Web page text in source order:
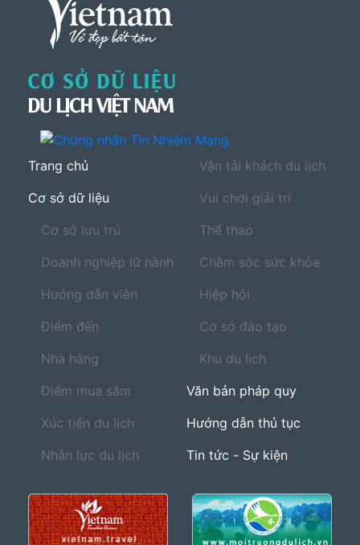
Trang chủ
Cơ sở dữ liệu
Cơ sở lưu trú
Doanh nghiệp lữ hành
Hướng dẫn viên
Điểm đến
Nhà hàng
Điểm mua sắm
Xúc tiến du lịch
Nhân lực du lịch
Vận tải khách du lịch
Vui chơi giải trí
Thể thao
Chăm sóc sức khỏe
Hiệp hội
Cơ sở đào tạo
Khu du lịch
Văn bản pháp quy
Hướng dẫn thủ tục
Tin tức - Sự kiện